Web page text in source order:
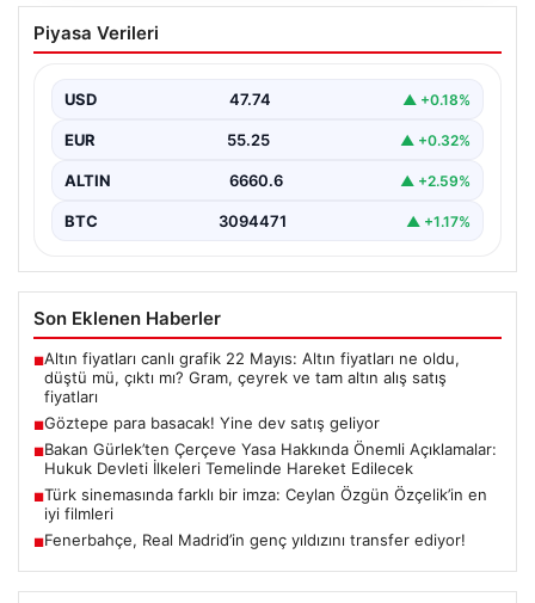
Bakan Gürlek’ten Çerçeve Yasa
Hakkında Önemli Açıklamalar: Hukuk
Edilecek
Adalet Bakanı Akın Gürlek, terörle mücadelede yeni bir
dönemi başlatacak çerçeve yasanın yürürlüğe
girmesiyle…
Piyasa Verileri
USD 47.74 ▲ +0.18%
EUR 55.25 ▲ +0.32%
ALTIN 6660.6 ▲ +2.59%
BTC 3094471 ▲ +1.17%
Son Eklenen Haberler
■Altın fiyatları canlı grafik 22 Mayıs: Altın fiyatları ne oldu,
düştü mü, çıktı mı? Gram, çeyrek ve tam altın alış satış
fiyatları
■Göztepe para basacak! Yine dev satış geliyor
■Bakan Gürlek’ten Çerçeve Yasa Hakkında Önemli Açıklamalar:
Hukuk Devleti İlkeleri Temelinde Hareket Edilecek
■Türk sinemasında farklı bir imza: Ceylan Özgün Özçelik’in en
iyi filmleri
■Fenerbahçe, Real Madrid’in genç yıldızını transfer ediyor!